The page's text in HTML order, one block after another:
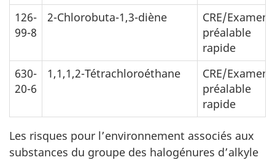
126-
99-8
2-Chlorobuta-1,3-diène
CRE/Examen
préalable
rapide
630-
20-6
1,1,1,2-Tétrachloroéthane
CRE/Examen
préalable
rapide
Les risques pour l’environnement associés aux
substances du groupe des halogénures d’alkyle